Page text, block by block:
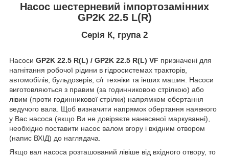
Насос шестерневий імпортозамінних
GP2K 22.5 L(R)
Серія К, група 2
Насоси GP2K 22.5 R(L) / GP2K 22.5 R(L) VF призначені для
нагнітання робочої рідини в гідросистемах тракторів,
автомобілів, бульдозерів, с/г техніки та інших машин. Насоси
виготовляються з правим (за годинниковою стрілкою) або
лівим (проти годинникової стрілки) напрямком обертання
ведучого вала. Щоб визначити напрямок обертання наявного
у Вас насоса (якщо Ви не довіряєте нанесеної маркуванні),
необхідно поставити насос валом вгору і вхідним отвором
(напис ВХІД) до наглядача.
Якщо вал насоса розташований лівіше від вхідного отвору, то